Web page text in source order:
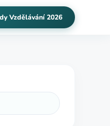
Vzdělávání 2026